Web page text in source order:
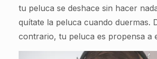
tu peluca se deshace sin hacer
quítate la peluca cuando duermas.
contrario, tu peluca es propensa a